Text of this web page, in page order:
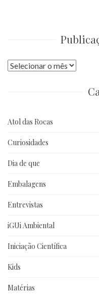
Publicações
Atol das Rocas
Curiosidades
Dia de que
Embalagens
Entrevistas
iGUi Ambiental
Iniciação Científica
Kids
Matérias